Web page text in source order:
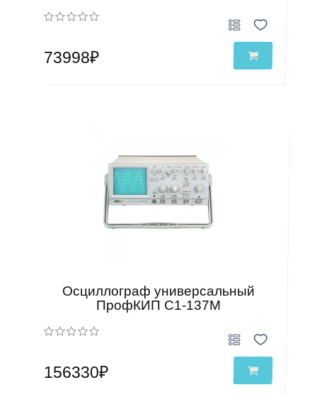
73998₽
Осциллограф универсальный
ПрофКИП С1-137М
156330₽